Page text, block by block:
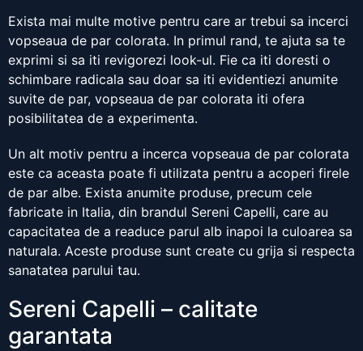
Exista mai multe motive pentru care ar trebui sa incerci
vopseaua de par colorata. In primul rand, te ajuta sa te
exprimi si sa iti revigorezi look-ul. Fie ca iti doresti o
schimbare radicala sau doar sa iti evidentiezi anumite
suvite de par, vopseaua de par colorata iti ofera
posibilitatea de a experimenta.
Un alt motiv pentru a incerca vopseaua de par colorata
este ca aceasta poate fi utilizata pentru a acoperi firele
de par albe. Exista anumite produse, precum cele
fabricate in Italia, din brandul Sereni Capelli, care au
capacitatea de a readuce parul alb inapoi la culoarea sa
naturala. Aceste produse sunt create cu grija si respecta
sanatatea parului tau.
Sereni Capelli – calitate
garantata